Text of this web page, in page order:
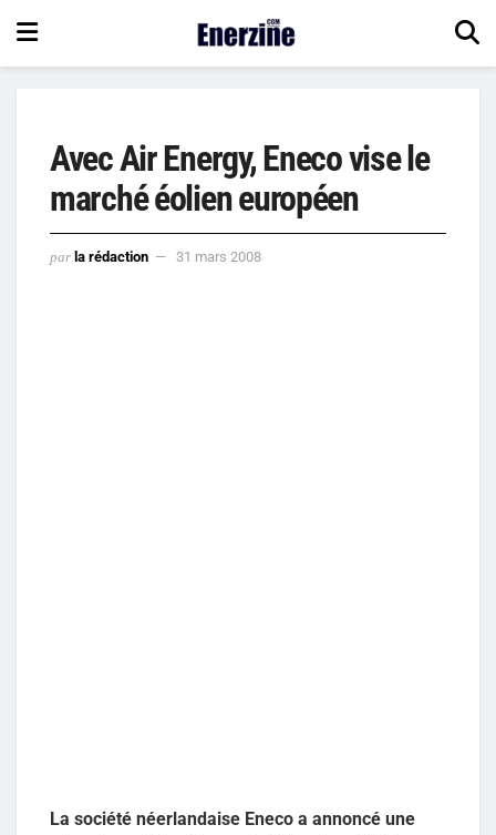
Avec Air Energy, Eneco vise le
marché éolien européen
par la rédaction 31 mars 2008
La société néerlandaise Eneco a annoncé une